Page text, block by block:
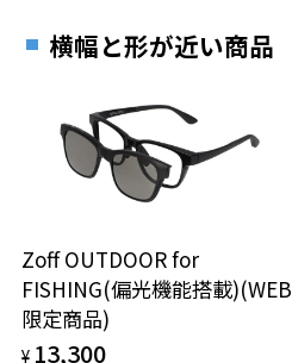
横幅と形が近い商品
Zoff OUTDOOR for
FISHING(偏光機能搭載)(WEB
限定商品)
¥ 13,300